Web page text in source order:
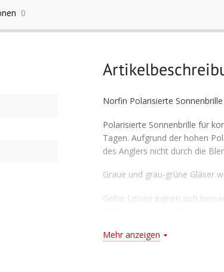
0
Norfin Polarisierte
Polarisierte Sonnenbrille für
Tagen. Aufgrund der hohen
des Anglers nicht durch die
Graue und grau-grüne Gläser
Gelbe Linsen eignen sich
Braune Linsen – universell, für
Mehr anzeigen